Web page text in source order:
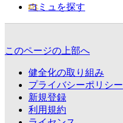
コミュを探す
このページの上部へ
健全化の取り組み
プライバシーポリシー
新規登録
利用規約